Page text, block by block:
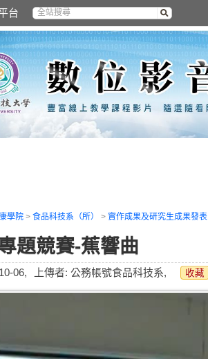
台
學院 > 食品科技系（所） > 實作成果及研究生成果發表
題競賽-蕉響曲
06, 上傳者: 公務帳號食品科技系, 收藏